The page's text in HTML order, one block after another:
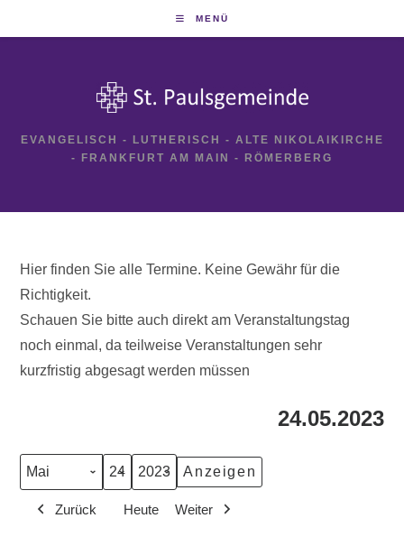
MENÜ
EVANGELISCH - LUTHERISCH - ALTE NIKOLAIKIRCHE
- FRANKFURT AM MAIN - RÖMERBERG
Hier finden Sie alle Termine. Keine Gewähr für die
Richtigkeit.
Schauen Sie bitte auch direkt am Veranstaltungstag
noch einmal, da teilweise Veranstaltungen sehr
kurzfristig abgesagt werden müssen
24.05.2023
Monat
Tag
Jahr
Zurück
Heute Weiter